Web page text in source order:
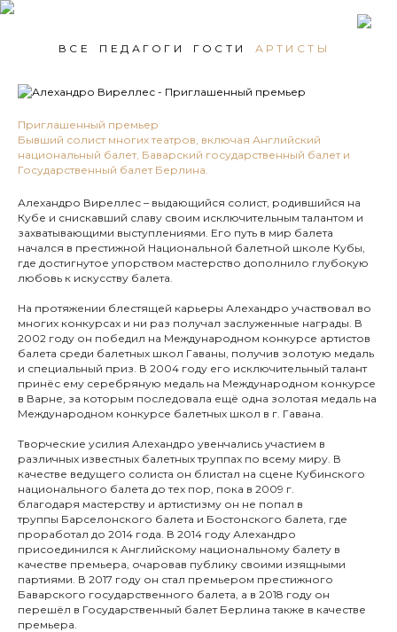
ВСЕ ПЕДАГОГИ ГОСТИ АРТИСТЫ
Приглашенный премьер
Бывший солист многих театров, включая Английский
национальный балет, Баварский государственный балет и
Государственный балет Берлина.
Алехандро Виреллес – выдающийся солист, родившийся на
Кубе и снискавший славу своим исключительным талантом и
захватывающими выступлениями. Его путь в мир балета
начался в престижной Национальной балетной школе Кубы,
где достигнутое упорством мастерство дополнило глубокую
любовь к искусству балета.
На протяжении блестящей карьеры Алехандро участвовал во
многих конкурсах и ни раз получал заслуженные награды. В
2002 году он победил на Международном конкурсе артистов
балета среди балетных школ Гаваны, получив золотую медаль
и специальный приз. В 2004 году его исключительный талант
принёс ему серебряную медаль на Международном конкурсе
в Варне, за которым последовала ещё одна золотая медаль на
Международном конкурсе балетных школ в г. Гавана.
Творческие усилия Алехандро увенчались участием в
различных известных балетных труппах по всему миру. В
качестве ведущего солиста он блистал на сцене Кубинского
национального балета до тех пор, пока в 2009 г.
благодаря мастерству и артистизму он не попал в
труппы Барселонского балета и Бостонского балета, где
проработал до 2014 года. В 2014 году Алехандро
присоединился к Английскому национальному балету в
качестве премьера, очаровав публику своими изящными
партиями. В 2017 году он стал премьером престижного
Баварского государственного балета, а в 2018 году он
перешёл в Государственный балет Берлина также в качестве
премьера.